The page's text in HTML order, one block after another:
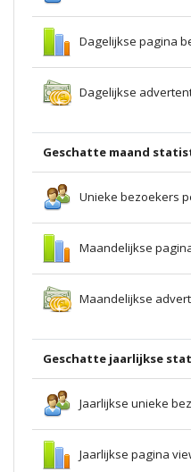
Dagelijkse pagina
Dagelijkse
Geschatte maand
Unieke bezoekers
Maandelijkse
Maandelijkse
Geschatte jaarlijkse
Jaarlijkse unieke
Jaarlijkse pagina